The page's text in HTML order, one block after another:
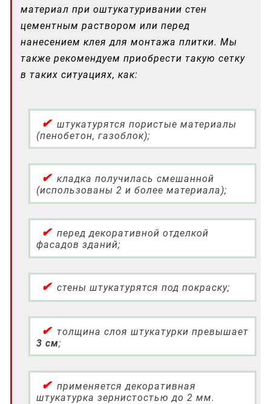
материал при оштукатуривании стен
цементным раствором или перед
нанесением клея для монтажа плитки. Мы
также рекомендуем приобрести такую сетку
в таких ситуациях, как:
штукатурятся пористые материалы
(пенобетон, газоблок);
кладка получилась смешанной
(использованы 2 и более материала);
перед декоративной отделкой
фасадов зданий;
стены штукатурятся под покраску;
толщина слоя штукатурки превышает
3 см;
применяется декоративная
штукатурка зернистостью до 2 мм.